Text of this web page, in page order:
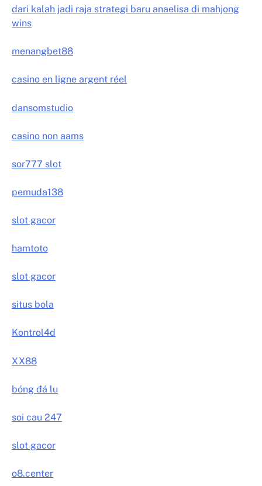
dari kalah jadi raja strategi baru anaelisa di mahjong
wins
menangbet88
casino en ligne argent réel
dansomstudio
casino non aams
sor777 slot
pemuda138
slot gacor
hamtoto
slot gacor
situs bola
Kontrol4d
XX88
bóng đá lu
soi cau 247
slot gacor
o8.center